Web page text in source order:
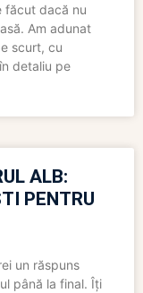
făcut dacă nu
Am adunat
scurt, cu
detaliu pe
ALB:
PENTRU
un răspuns
până la final. Îți